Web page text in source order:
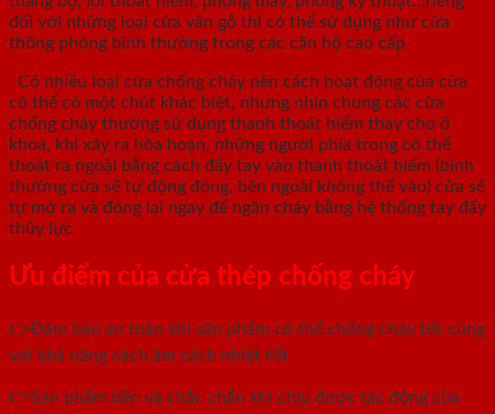
đối với những loại cửa vân gỗ thì có thể sử dụng như cửa
thông phòng bình thường trong các căn hộ cao cấp
Có nhiều loại cửa chống cháy nên cách hoạt động của cửa
có thể có một chút khác biệt, nhưng nhìn chung các cửa
chống cháy thường sử dụng thanh thoát hiểm thay cho ổ
khoá, khi xảy ra hỏa hoạn, những người phía trong có thể
thoát ra ngoài bằng cách đẩy tay vào thanh thoát hiểm (bình
thường cửa sẽ tự động đóng, bên ngoài không thể vào) cửa sẽ
tự mở ra và đóng lại ngay để ngăn cháy bằng hệ thống tay đẩy
thủy lực
Ưu điểm của cửa thép chống cháy
👉Đảm bảo an toàn khi sản phẩm có thể chống cháy tốt cùng
với khả năng cách âm cách nhiệt tốt
👉Sản phẩm bền và chắc chắn khi chịu được tác động của